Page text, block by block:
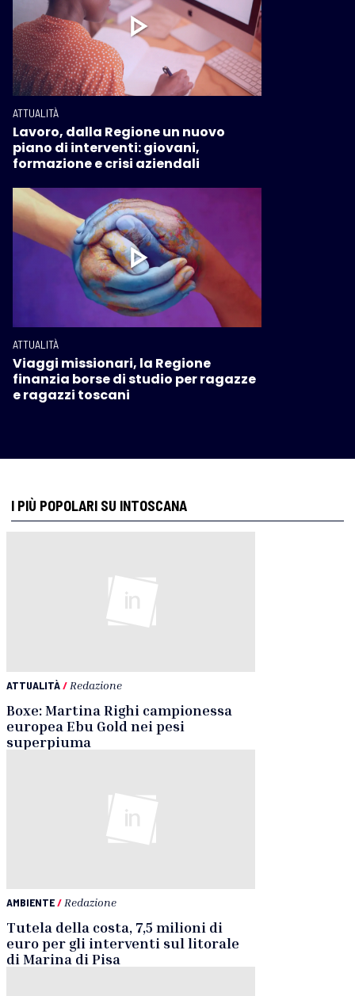
ATTUALITÀ
Lavoro, dalla Regione un nuovo
piano di interventi: giovani,
formazione e crisi aziendali
ATTUALITÀ
Viaggi missionari, la Regione
finanzia borse di studio per ragazze
e ragazzi toscani
I PIÙ POPOLARI SU INTOSCANA
ATTUALITÀ/ Redazione
Boxe: Martina Righi campionessa
europea Ebu Gold nei pesi
superpiuma
AMBIENTE/ Redazione
Tutela della costa, 7,5 milioni di
euro per gli interventi sul litorale
di Marina di Pisa